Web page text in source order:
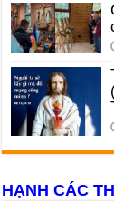
HẠNH CÁC